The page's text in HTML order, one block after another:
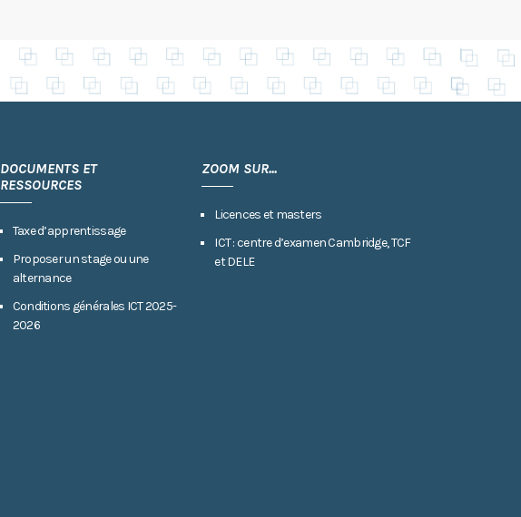
DOCUMENTS ET
RESSOURCES
Taxe d’apprentissage
Proposer un stage ou une
alternance
Conditions générales ICT 2025-
2026
ZOOM SUR...
Licences et masters
ICT : centre d’examen Cambridge, TCF
et DELE